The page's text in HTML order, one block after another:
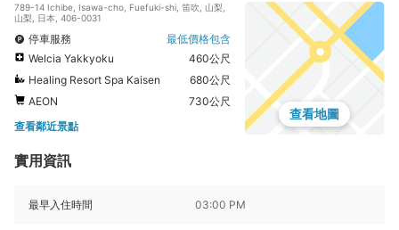
789-14 Ichibe, Isawa-cho, Fuefuki-shi, 笛吹, 山梨,
山梨, 日本, 406-0031
停車服務
最低價格包含
Welcia Yakkyoku
460公尺
Healing Resort Spa Kaisen
680公尺
AEON
730公尺
查看鄰近景點
查看地圖
實用資訊
最早入住時間 03:00 PM